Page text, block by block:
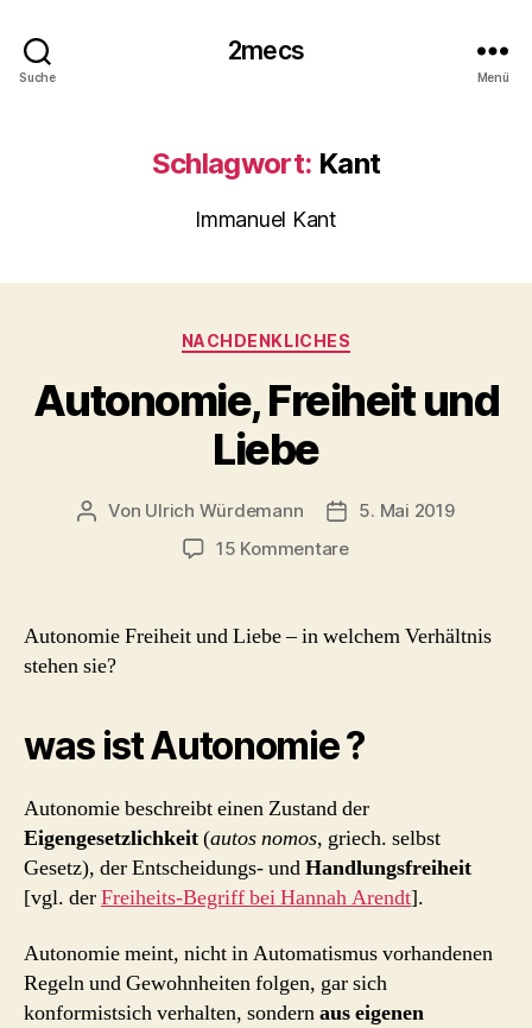
Suche
2mecs
Menü
Schlagwort: Kant
Immanuel Kant
Kategorien
NACHDENKLICHES
Autonomie, Freiheit und
Liebe
Beitragsautor
Von Ulrich Würdemann Beitragsdatum
5. Mai 2019
15 Kommentarezu
und
Autonomie Freiheit und Liebe – in welchem Verhältnis
stehen sie?
was ist Autonomie ?
Autonomie beschreibt einen Zustand der
Eigengesetzlichkeit(autos nomos, griech. selbst
Gesetz), der Entscheidungs- undHandlungsfreiheit
[vgl. derFreiheits-Begriff bei Hannah Arendt].
Autonomie meint, nicht in Automatismus vorhandenen
Regeln und Gewohnheiten folgen, gar sich
konformistsich verhalten, sondernaus eigenen